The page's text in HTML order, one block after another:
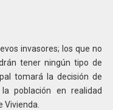
invasores; los que no
tener ningún tipo de
tomará la decisión de
población en realidad
Vivienda.